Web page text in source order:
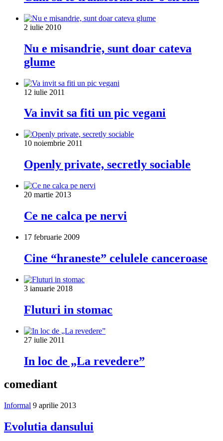
2 iulie 2010
Nu e misandrie, sunt doar cateva
glume
12 iulie 2011
Va invit sa fiti un pic vegani
10 noiembrie 2011
Openly private, secretly sociable
20 martie 2013
Ce ne calca pe nervi
17 februarie 2009
Cine “hraneste” celulele canceroase
3 ianuarie 2018
Fluturi in stomac
27 iulie 2011
In loc de „La revedere”
comediant
Informal 9 aprilie 2013
Evolutia dansului